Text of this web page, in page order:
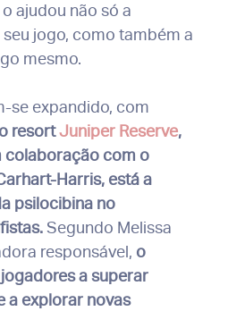
ajudou não só a
jogo, como também a
mesmo.
se expandido, com
resortJuniper Reserve,
colaboração com o
Harris, está a
psilocibina no
Segundo Melissa
responsável, o
a superar
a explorar novas